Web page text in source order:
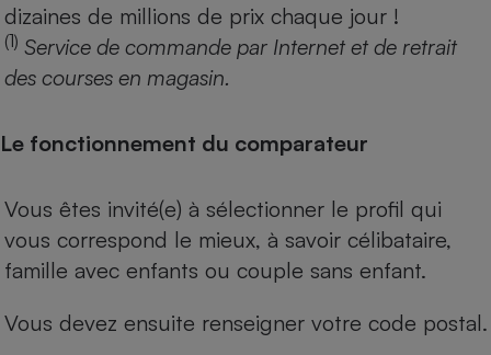
dizaines de millions de prix chaque jour !
(1) Service de commande par Internet et de retrait
des courses en magasin.
Le fonctionnement du comparateur
Vous êtes invité(e) à sélectionner le profil qui
vous correspond le mieux, à savoir célibataire,
famille avec enfants ou couple sans enfant.
Vous devez ensuite renseigner votre code postal.